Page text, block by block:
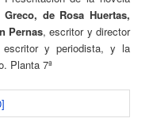
de Rosa Huertas,
Pernas, escritor y director
y periodista, y la
Planta 7ª